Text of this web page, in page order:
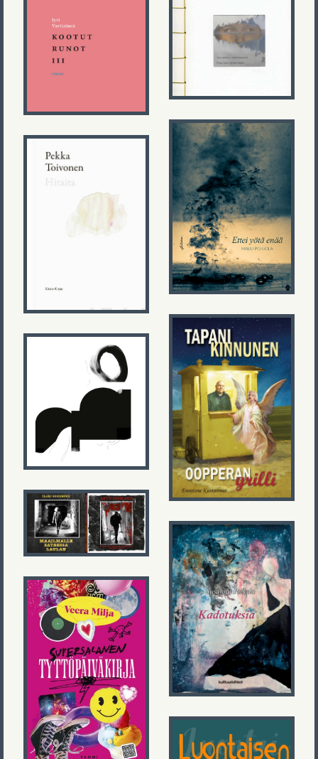
Jyri Vartiainen
Kootut runot
Toni Lahtinen &
Lotta Nevanperä
Puut ovat
täynnä lapsia
Maiju Pohjola
Ettei yötä enää
Pekka Toivonen
Hitaita
Tapani Kinnunen
Oopperan grilli
Stina Saari
Onninno
/ Ilari
Soidinsuo
Palavan
kuumailmapallon
pakkolasku /
Maailmalle
Susanna Poikela
Kadotuksia
Veera Milja
Supersalanen
tyttöpäiväkirja